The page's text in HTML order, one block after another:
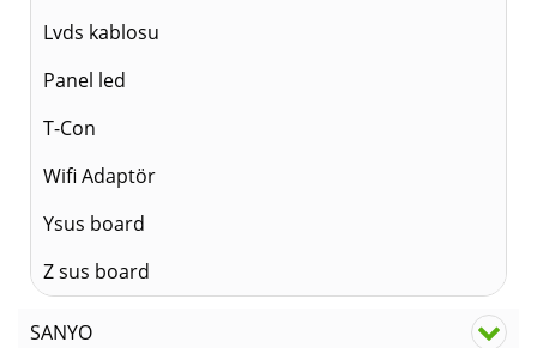
Lvds kablosu
Panel led
T-Con
Wifi Adaptör
Ysus board
Z sus board
SANYO